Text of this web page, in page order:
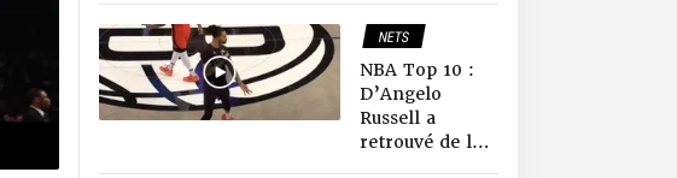
NETS
TOP TEN
NBA Top 10 :
D’Angelo
Russell a
retrouvé de la